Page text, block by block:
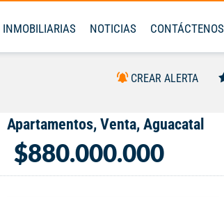
INMOBILIARIAS NOTICIAS CONTÁCTENOS
CREAR ALERTA
Apartamentos, Venta, Aguacatal
$880.000.000